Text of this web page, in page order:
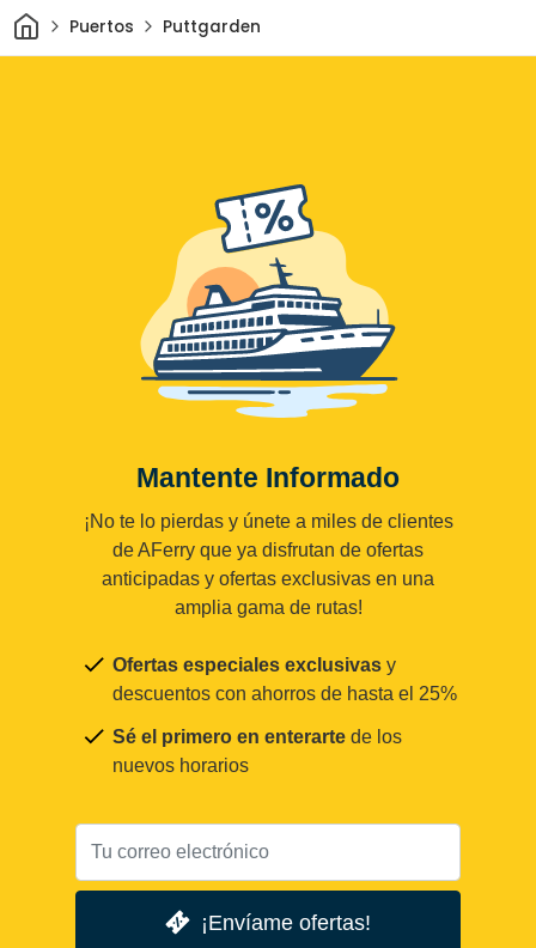
InicioPuertos Puttgarden
Mantente Informado
¡No te lo pierdas y únete a miles de clientes
de AFerry que ya disfrutan de ofertas
anticipadas y ofertas exclusivas en una
amplia gama de rutas!
Ofertas especiales exclusivas y
descuentos con ahorros de hasta el 25%
Sé el primero en enterarte de los
nuevos horarios
¡Envíame ofertas!